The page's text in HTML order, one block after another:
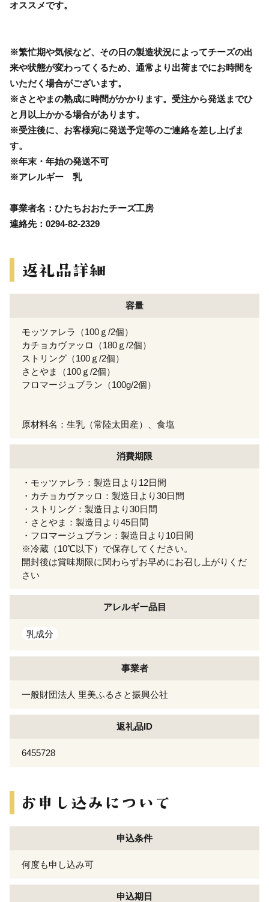
オススメです。
※繁忙期や気候など、その日の製造状況によってチーズの出
来や状態が変わってくるため、通常より出荷までにお時間を
いただく場合がございます。
※さとやまの熟成に時間がかかります。受注から発送までひ
と月以上かかる場合があります。
※受注後に、お客様宛に発送予定等のご連絡を差し上げま
す。
※年末・年始の発送不可
※アレルギー 乳
事業者名：ひたちおおたチーズ工房
連絡先：0294-82-2329
容量
モッツァレラ（100ｇ/2個）
カチョカヴァッロ（180ｇ/2個）
ストリング（100ｇ/2個）
さとやま（100ｇ/2個）
フロマージュブラン（100g/2個）
原材料名：生乳（常陸太田産）、食塩
消費期限
・モッツァレラ：製造日より12日間
・カチョカヴァッロ：製造日より30日間
・ストリング：製造日より30日間
・さとやま：製造日より45日間
・フロマージュブラン：製造日より10日間
※冷蔵（10℃以下）で保存してください。
開封後は賞味期限に関わらずお早めにお召し上がりくだ
さい
アレルギー品目
乳成分
事業者
一般財団法人 里美ふるさと振興公社
返礼品ID
6455728
申込条件
何度も申し込み可
申込期日